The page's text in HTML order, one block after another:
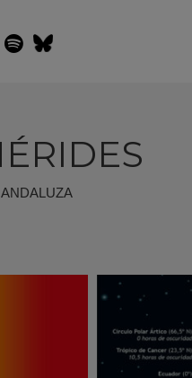
Spotify
Bluesky